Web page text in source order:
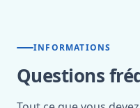
INFORMATIONS
Questions